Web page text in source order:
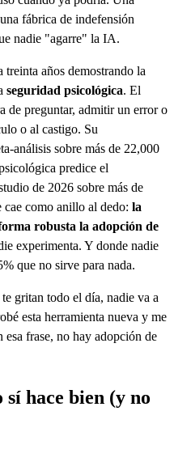
fábrica de indefensión
nadie "agarre" la IA.
años demostrando la
seguridad psicológica. El
de preguntar, admitir un error o
o al castigo. Su
análisis sobre más de 22,000
predice el
de 2026 sobre más de
cae como anillo al dedo: la
robusta la adopción de
experimenta. Y donde nadie
que no sirve para nada.
gritan todo el día, nadie va a
esta herramienta nueva y me
frase, no hay adopción de
hace bien (y no